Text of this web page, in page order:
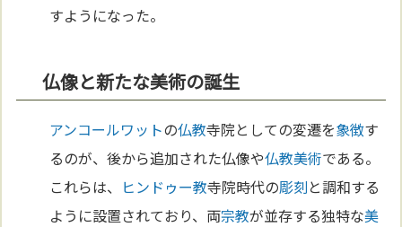
すようになった。
仏像と新たな美術の誕生
アンコールワットの仏教寺院としての変遷を象徴す
るのが、後から追加された仏像や仏教美術である。
これらは、 ヒンドゥー教寺院時代の彫刻と調和する
ように設置されており、両宗教が並存する独特な美